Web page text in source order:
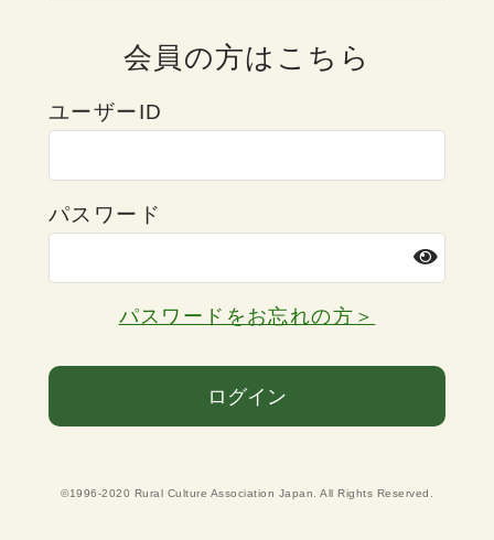
会員の方はこちら
ユーザーID
パスワード
パスワードをお忘れの方＞
ログイン
©1996-2020 Rural Culture Association Japan. All Rights Reserved.